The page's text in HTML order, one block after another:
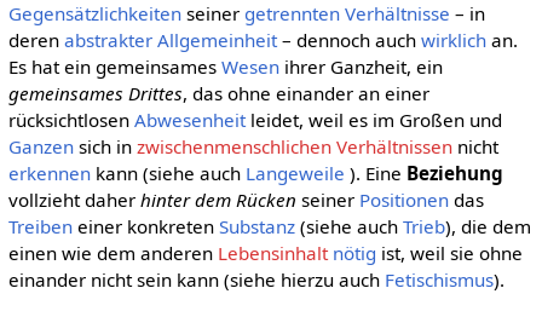
Gegensätzlichkeitenseiner getrennten Verhältnisse – in
deren abstrakter Allgemeinheit– dennoch auch wirklichan.
Es hat ein gemeinsames Wesenihrer Ganzheit, ein
gemeinsames Drittes, das ohne einander an einer
rücksichtlosen Abwesenheitleidet, weil es im Großen und
Ganzensich in zwischenmenschlichen Verhältnissennicht
erkennenkann (siehe auch Langeweile ). Eine Beziehung
vollzieht daher hinter dem Rücken seiner Positionendas
Treibeneiner konkreten Substanz(siehe auch Trieb), die dem
einen wie dem anderen Lebensinhalt nötig ist, weil sie ohne
einander nicht sein kann (siehe hierzu auch Fetischismus).